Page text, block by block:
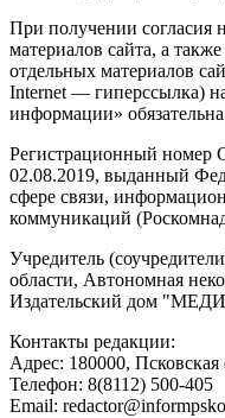
При получении согласия
материалов сайта, а
отдельных материалов
Internet — гиперссылка)
информации»
Регистрационный
02.08.2019, выданный
сфере связи,
коммуникаций
Учредитель
области, Автономная
Издательский дом
Контакты редакции:
Адреc: 180000, Псковская
Телефон: 8(8112) 500-405
Email: